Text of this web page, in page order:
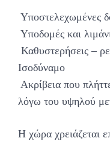
Υποστελεχωμένες
Υποδομές και
Καθυστερήσεις –
Ισοδύναμο
Ακρίβεια που
λόγω του υψηλού
Η χώρα χρειάζεται